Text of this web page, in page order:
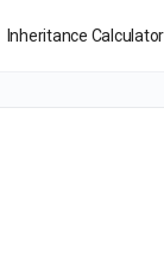
Inheritance Calculator